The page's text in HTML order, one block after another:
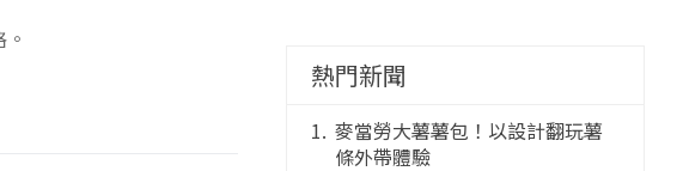
熱門新聞
麥當勞大薯薯包！以設計翻玩薯
條外帶體驗